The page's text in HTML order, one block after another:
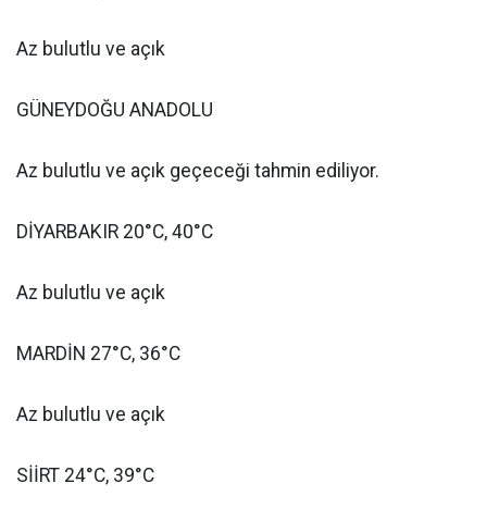
Az bulutlu ve açık
GÜNEYDOĞU ANADOLU
Az bulutlu ve açık geçeceği tahmin ediliyor.
DİYARBAKIR 20°C, 40°C
Az bulutlu ve açık
MARDİN 27°C, 36°C
Az bulutlu ve açık
SİİRT 24°C, 39°C